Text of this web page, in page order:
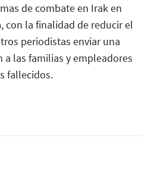
de combate en Irak en
con la finalidad de reducir el
periodistas enviar una
a las familias y empleadores
fallecidos.